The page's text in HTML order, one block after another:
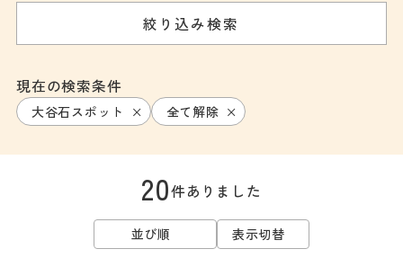
絞り込み検索
現在の検索条件
大谷石スポット 全て解除
20件ありました
並び順 表示切替